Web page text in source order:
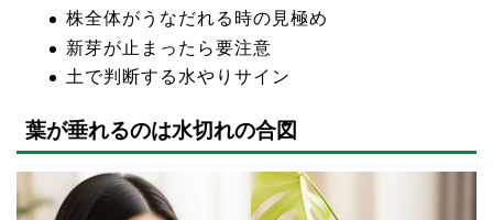
株全体がうなだれる時の見極め
新芽が止まったら要注意
土で判断する水やりサイン
葉が垂れるのは水切れの合図